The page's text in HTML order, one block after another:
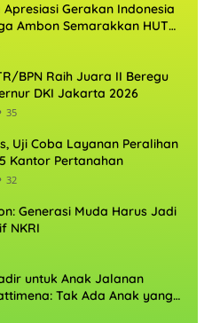
Gerakan Indonesia
Ambon Semarakkan HUT
Maluku
BPN Raih Juara II Beregu
DKI Jakarta 2026
35
Uji Coba Layanan Peralihan
Kantor Pertanahan
32
Generasi Muda Harus Jadi
NKRI
untuk Anak Jalanan
Tak Ada Anak yang
Masa Depannya